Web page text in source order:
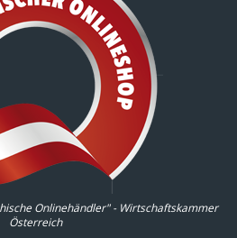
Onlinehändler" - Wirtschaftskammer
Österreich